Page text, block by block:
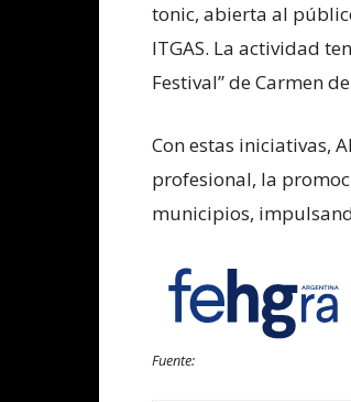
tonic, abierta al
ITGAS. La actividad
Festival” de Carmen
Con estas iniciativas,
profesional, la
municipios,
Fuente: